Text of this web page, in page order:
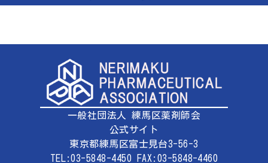
一般社団法人 練馬区薬剤師会
公式サイト
東京都練馬区富士見台3-56-3
TEL:03-5848-4450 FAX:03-5848-4460